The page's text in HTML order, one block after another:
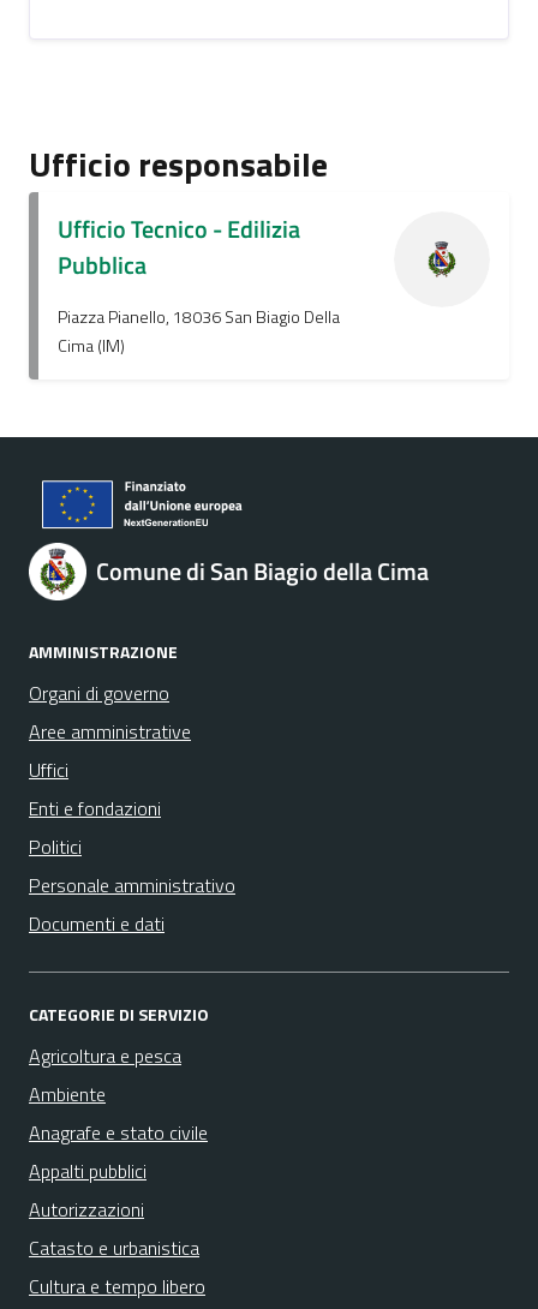
Ufficio responsabile
Ufficio Tecnico - Edilizia
Pubblica
Piazza Pianello, 18036 San Biagio Della
Cima (IM)
Comune di San Biagio della Cima
AMMINISTRAZIONE
Organi di governo
Aree amministrative
Uffici
Enti e fondazioni
Politici
Personale amministrativo
Documenti e dati
CATEGORIE DI SERVIZIO
Agricoltura e pesca
Ambiente
Anagrafe e stato civile
Appalti pubblici
Autorizzazioni
Catasto e urbanistica
Cultura e tempo libero